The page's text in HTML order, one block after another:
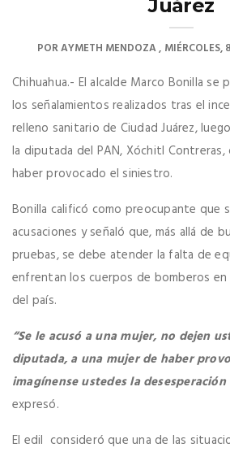
Juárez
PORAYMETH MENDOZA MIÉRCOLES,
Chihuahua.- El alcalde Marco Bonilla
los señalamientos realizados tras el
relleno sanitario de Ciudad Juárez,
la diputada del PAN, Xóchitl
haber provocado el siniestro.
Bonilla calificó como preocupante que
acusaciones y señaló que, más allá de
pruebas, se debe atender la falta de
enfrentan los cuerpos de bomberos
del país.
“Se le acusó a una mujer, no dejen
diputada, a una mujer de haber
imagínense ustedes la
expresó.
El edil consideró que una de las